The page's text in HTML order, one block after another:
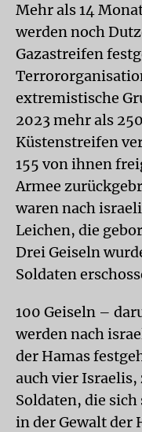
Mehr als 14
werden noch
Gazastreifen
extremistische
2023 mehr als
Küstenstreifen
155 von ihnen
Armee
waren nach
Leichen, die
Drei Geiseln
Soldaten
100 Geiseln –
werden nach
der Hamas
auch vier Israelis,
Soldaten, die
in der Gewalt der